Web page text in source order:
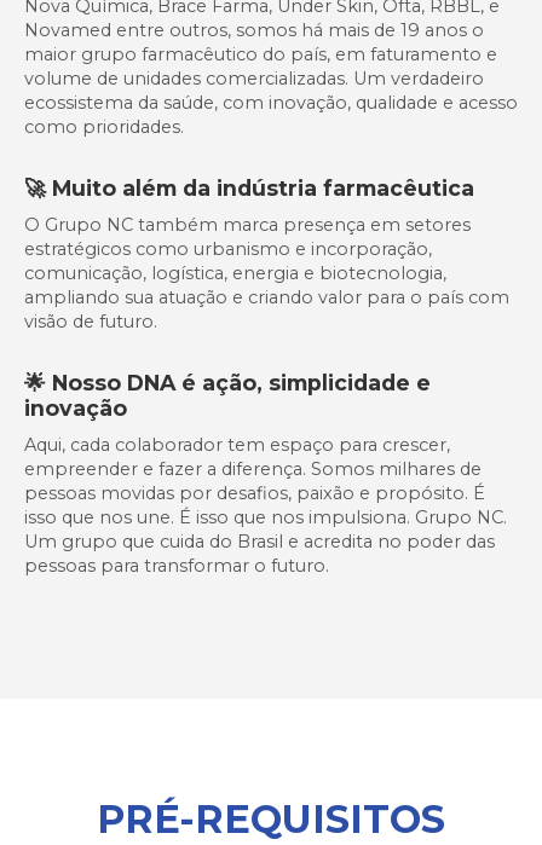
Nova Química, Brace Farma, Under Skin, Ofta, RBBL, e
Novamed entre outros, somos há mais de 19 anos o
maior grupo farmacêutico do país, em faturamento e
volume de unidades comercializadas. Um verdadeiro
ecossistema da saúde, com inovação, qualidade e acesso
como prioridades.
🚀 Muito além da indústria farmacêutica
O Grupo NC também marca presença em setores
estratégicos como urbanismo e incorporação,
comunicação, logística, energia e biotecnologia,
ampliando sua atuação e criando valor para o país com
visão de futuro.
🌟 Nosso DNA é ação, simplicidade e
inovação
Aqui, cada colaborador tem espaço para crescer,
empreender e fazer a diferença. Somos milhares de
pessoas movidas por desafios, paixão e propósito. É
isso que nos une. É isso que nos impulsiona. Grupo NC.
Um grupo que cuida do Brasil e acredita no poder das
pessoas para transformar o futuro.
PRÉ-REQUISITOS